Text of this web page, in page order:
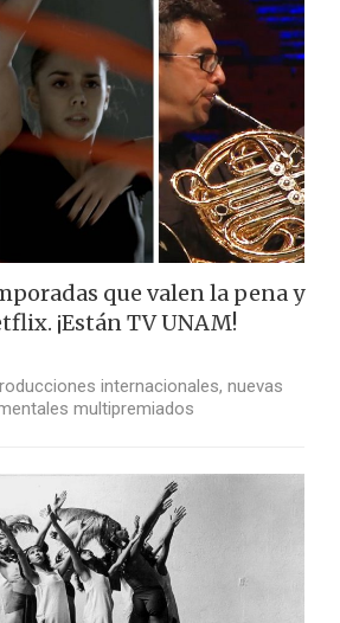
que valen la pena y
¡Están TV UNAM!
internacionales, nuevas
multipremiados